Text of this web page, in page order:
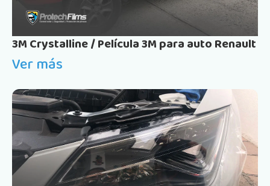
3M Crystalline / Película 3M para auto Renault
Ver más